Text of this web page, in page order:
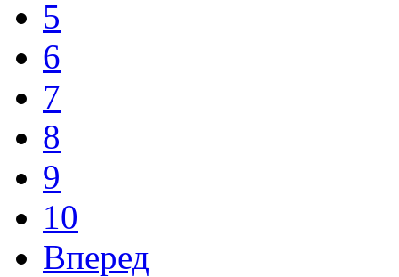
5
6
7
8
9
10
Вперед